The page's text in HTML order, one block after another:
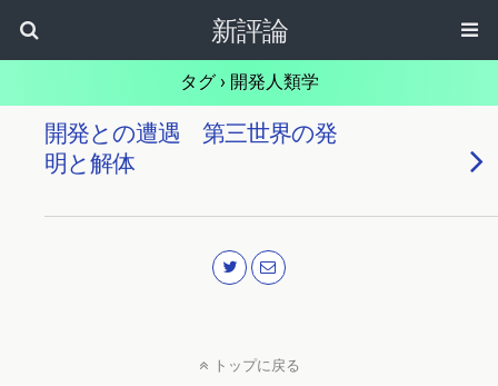
新評論
タグ › 開発人類学
開発との遭遇 第三世界の発
明と解体
トップに戻る